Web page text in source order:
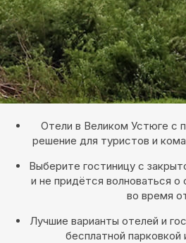
Отели в Великом Устюге с
решение для туристов и
Выберите гостиницу с
и не придётся волноваться
во время
Лучшие варианты отелей и
бесплатной парковкой